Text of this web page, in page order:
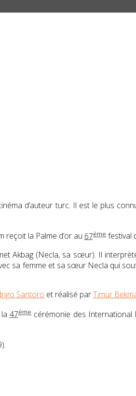
d’auteur turc. Il est le plus
reçoit la Palme d’or au 67ème festival
Akbag (Necla, sa sœur). Il
sa femme et sa sœur Necla qui
Santoro et réalisé parTimur
la47ème cérémonie des International